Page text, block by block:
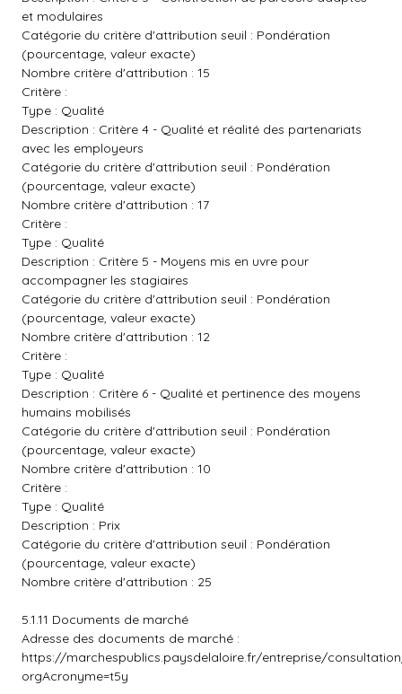
et modulaires
Catégorie du critère d'attribution seuil : Pondération
(pourcentage, valeur exacte)
Nombre critère d'attribution : 15
Critère :
Type : Qualité
Description : Critère 4 - Qualité et réalité des partenariats
avec les employeurs
Catégorie du critère d'attribution seuil : Pondération
(pourcentage, valeur exacte)
Nombre critère d'attribution : 17
Critère :
Type : Qualité
Description : Critère 5 - Moyens mis en uvre pour
accompagner les stagiaires
Catégorie du critère d'attribution seuil : Pondération
(pourcentage, valeur exacte)
Nombre critère d'attribution : 12
Critère :
Type : Qualité
Description : Critère 6 - Qualité et pertinence des moyens
humains mobilisés
Catégorie du critère d'attribution seuil : Pondération
(pourcentage, valeur exacte)
Nombre critère d'attribution : 10
Critère :
Type : Qualité
Description : Prix
Catégorie du critère d'attribution seuil : Pondération
(pourcentage, valeur exacte)
Nombre critère d'attribution : 25
5.1.11 Documents de marché
Adresse des documents de marché :
https://marchespublics.paysdelaloire.fr/entreprise/
orgAcronyme=t5y